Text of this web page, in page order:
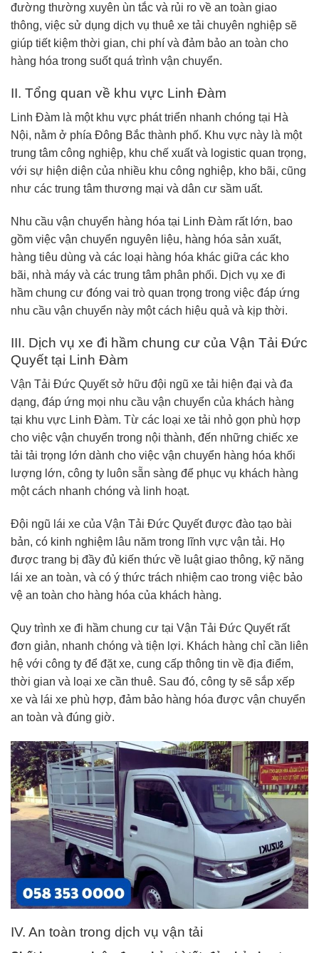
đường thường xuyên ùn tắc và rủi ro về an toàn giao
thông, việc sử dụng dịch vụ thuê xe tải chuyên nghiệp sẽ
giúp tiết kiệm thời gian, chi phí và đảm bảo an toàn cho
hàng hóa trong suốt quá trình vận chuyển.
II. Tổng quan về khu vực Linh Đàm
Linh Đàm là một khu vực phát triển nhanh chóng tại Hà
Nội, nằm ở phía Đông Bắc thành phố. Khu vực này là một
trung tâm công nghiệp, khu chế xuất và logistic quan trọng,
với sự hiện diện của nhiều khu công nghiệp, kho bãi, cũng
như các trung tâm thương mại và dân cư sầm uất.
Nhu cầu vận chuyển hàng hóa tại Linh Đàm rất lớn, bao
gồm việc vận chuyển nguyên liệu, hàng hóa sản xuất,
hàng tiêu dùng và các loại hàng hóa khác giữa các kho
bãi, nhà máy và các trung tâm phân phối. Dịch vụ xe đi
hầm chung cư đóng vai trò quan trọng trong việc đáp ứng
nhu cầu vận chuyển này một cách hiệu quả và kịp thời.
III. Dịch vụ xe đi hầm chung cư của Vận Tải Đức
Quyết tại Linh Đàm
Vận Tải Đức Quyết sở hữu đội ngũ xe tải hiện đại và đa
dạng, đáp ứng mọi nhu cầu vận chuyển của khách hàng
tại khu vực Linh Đàm. Từ các loại xe tải nhỏ gọn phù hợp
cho việc vận chuyển trong nội thành, đến những chiếc xe
tải tải trọng lớn dành cho việc vận chuyển hàng hóa khối
lượng lớn, công ty luôn sẵn sàng để phục vụ khách hàng
một cách nhanh chóng và linh hoạt.
Đội ngũ lái xe của Vận Tải Đức Quyết được đào tạo bài
bản, có kinh nghiệm lâu năm trong lĩnh vực vận tải. Họ
được trang bị đầy đủ kiến thức về luật giao thông, kỹ năng
lái xe an toàn, và có ý thức trách nhiệm cao trong việc bảo
vệ an toàn cho hàng hóa của khách hàng.
Quy trình xe đi hầm chung cư tại Vận Tải Đức Quyết rất
đơn giản, nhanh chóng và tiện lợi. Khách hàng chỉ cần liên
hệ với công ty để đặt xe, cung cấp thông tin về địa điểm,
thời gian và loại xe cần thuê. Sau đó, công ty sẽ sắp xếp
xe và lái xe phù hợp, đảm bảo hàng hóa được vận chuyển
an toàn và đúng giờ.
IV. An toàn trong dịch vụ vận tải